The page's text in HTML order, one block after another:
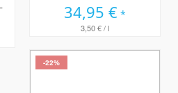
34,95 €
3,50 €/ l
-22%